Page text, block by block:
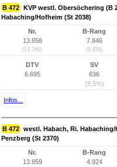
B 472 KVP westl. Obersöchering (B
Habaching/Hofheim (St 2038)
Nr.
13.858
(13.760)
B-Rang
7.846
(5.451)
DTV
6.695
SV
636
(9,5%)
Infos...
B 472 westl. Habach, Ri.
Penzberg (St 2370)
Nr.
13.859
B-Rang
4.924